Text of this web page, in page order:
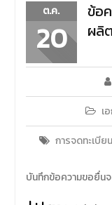
ต.ค.
20
ข้อ
ผลิ
เ
การจดทะเบี
บันทึกข้อความขอยื่น